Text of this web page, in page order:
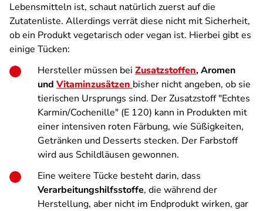
Lebensmitteln ist, schaut natürlich zuerst auf die
Zutatenliste. Allerdings verrät diese nicht mit Sicherheit,
ob ein Produkt vegetarisch oder vegan ist. Hierbei gibt es
einige Tücken:
Hersteller müssen bei Zusatzstoffen, Aromen
und Vitaminzusätzen bisher nicht angeben, ob sie
tierischen Ursprungs sind. Der Zusatzstoff "Echtes
Karmin/Cochenille" (E 120) kann in Produkten mit
einer intensiven roten Färbung, wie Süßigkeiten,
Getränken und Desserts stecken. Der Farbstoff
wird aus Schildläusen gewonnen.
Eine weitere Tücke besteht darin, dass
Verarbeitungshilfsstoffe, die während der
Herstellung, aber nicht im Endprodukt wirken, gar